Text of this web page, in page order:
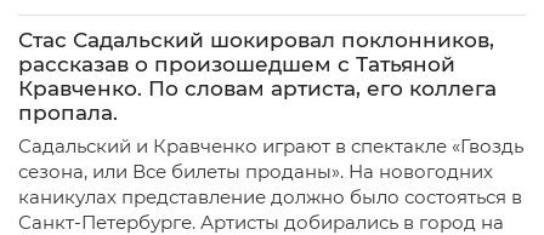
Стас Садальский шокировал поклонников,
рассказав о произошедшем с Татьяной
Кравченко. По словам артиста, его коллега
пропала.
Садальский и Кравченко играют в спектакле «Гвоздь
сезона, или Все билеты проданы». На новогодних
каникулах представление должно было состояться в
Санкт-Петербурге. Артисты добирались в город на